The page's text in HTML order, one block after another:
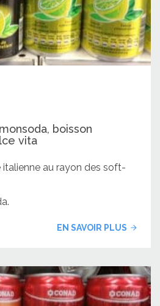
boisson
vita
italienne au rayon des soft-
EN SAVOIR PLUS